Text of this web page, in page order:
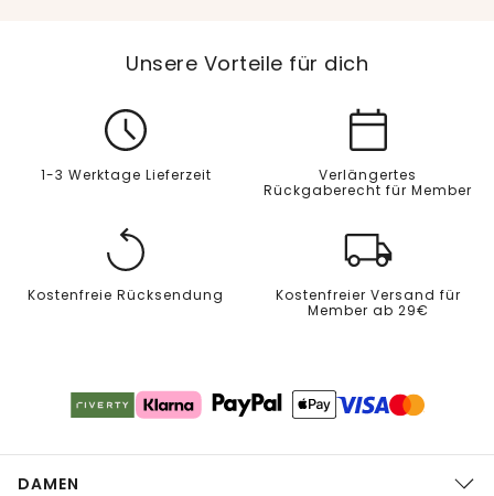
Unsere Vorteile für dich
1-3 Werktage Lieferzeit
Verlängertes
Rückgaberecht für Member
Kostenfreie Rücksendung
Kostenfreier Versand für
Member ab 29€
DAMEN